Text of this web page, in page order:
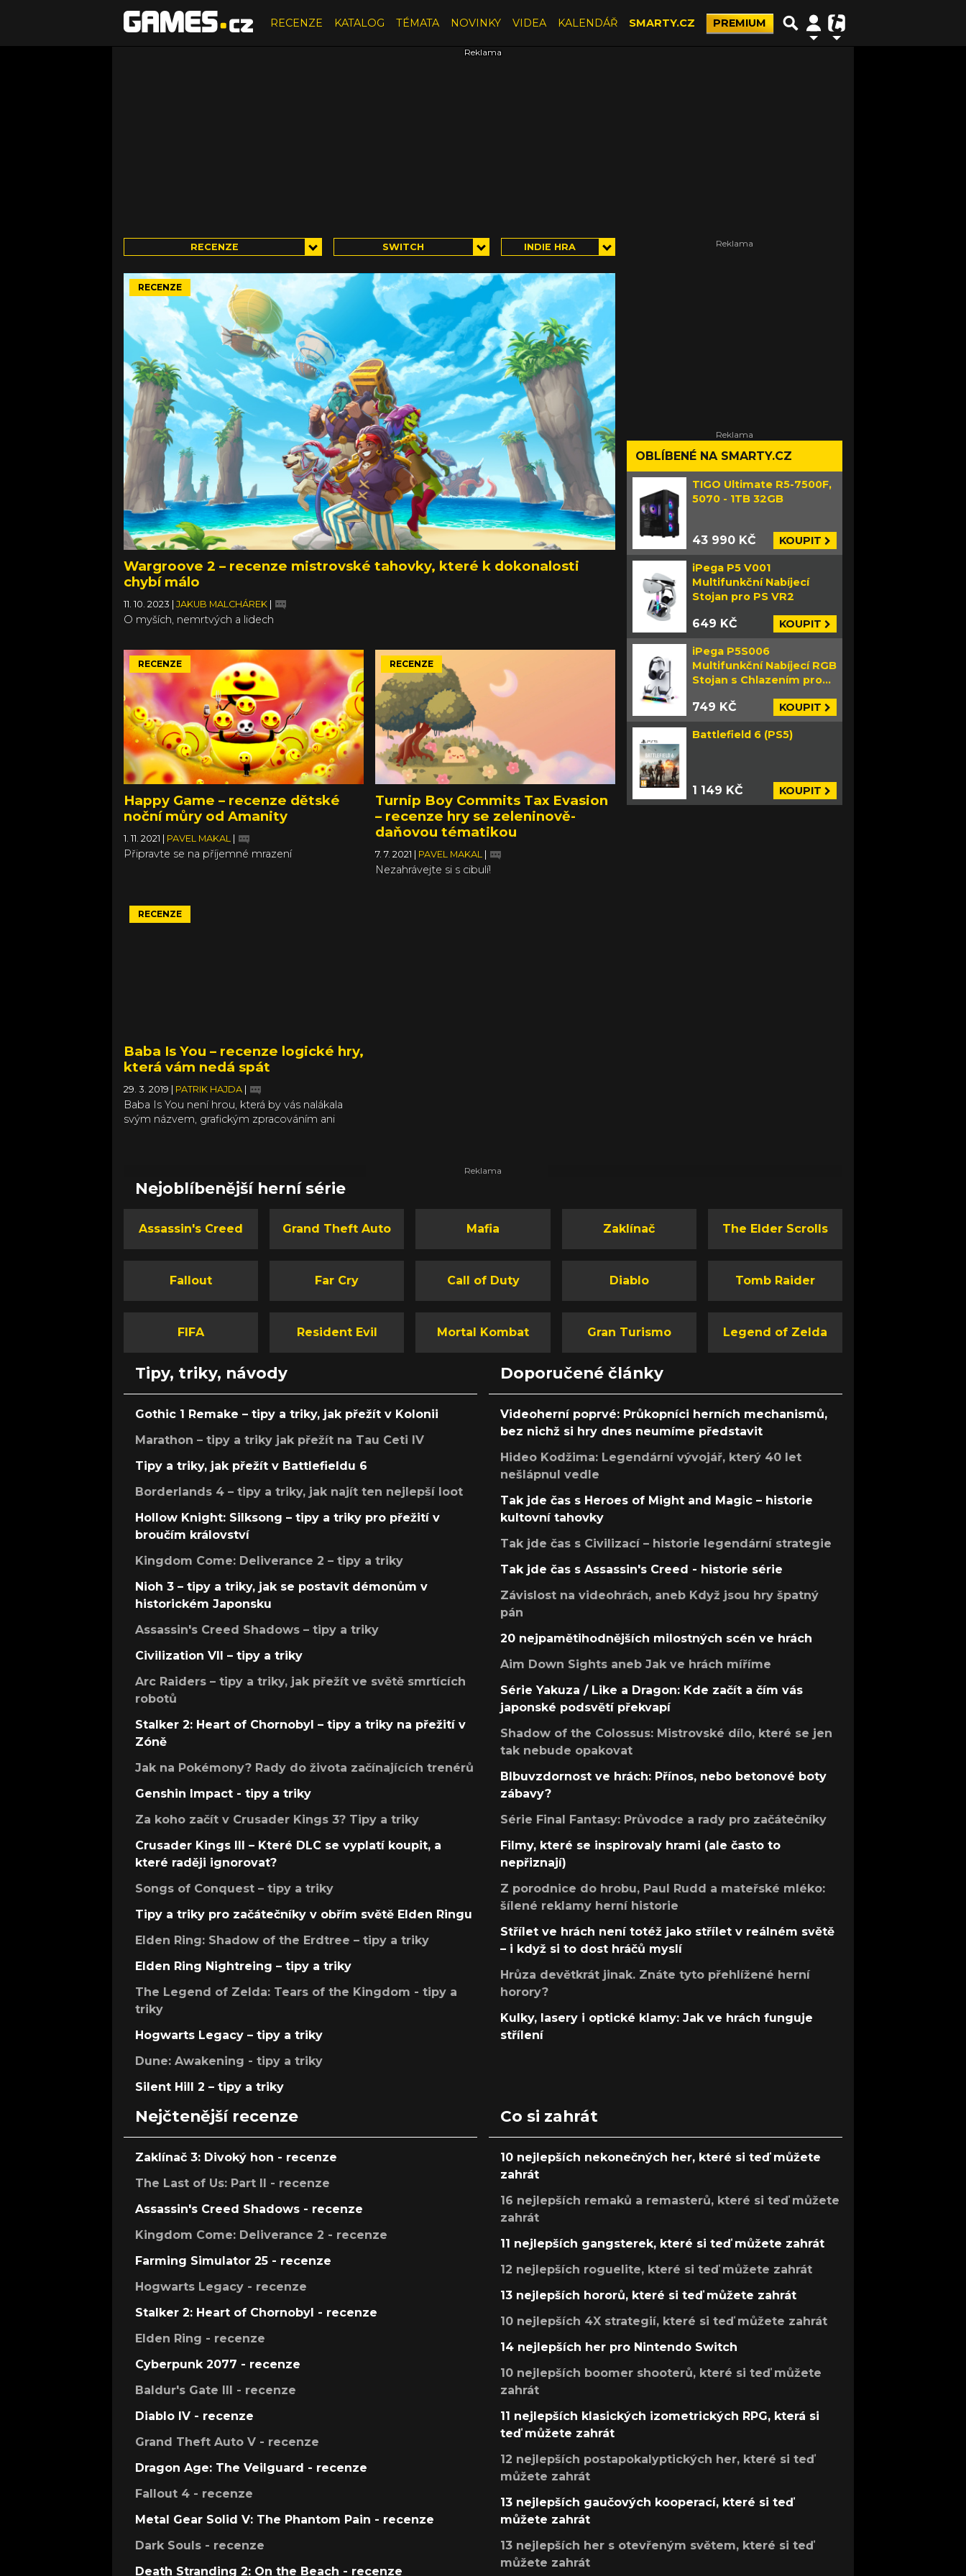
RECENZE KATALOG TÉMATA NOVINKY VIDEA KALENDÁŘ SMARTY.CZ PREMIUM
RECENZE SWITCH INDIE HRA
RECENZE
Wargroove 2 – recenze mistrovské tahovky, které k dokonalosti
chybí málo
11. 10. 2023 | JAKUB MALCHÁREK |
O myších, nemrtvých a lidech
RECENZE
Happy Game – recenze dětské
noční můry od Amanity
1. 11. 2021 PAVEL MAKAL
Připravte se na příjemné mrazení
RECENZE
Turnip Boy Commits Tax Evasion
– recenze hry se zeleninově-
daňovou tématikou
7. 7. 2021 PAVEL MAKAL
Nezahrávejte si s cibulí!
RECENZE
Baba Is You – recenze logické hry,
která vám nedá spát
29. 3. 2019 PATRIK HAJDA
Baba Is You není hrou, která by vás nalákala
svým názvem, grafickým zpracováním ani
je jedno z vrcholných děl indie scény
OBLÍBENÉ NA SMARTY.CZ
TIGO Ultimate R5-7500F,
5070 - 1TB 32GB
43 990 KČ KOUPIT
iPega P5 V001
Multifunkční Nabíjecí
Stojan pro PS VR2
649 KČ KOUPIT
iPega P5S006
Multifunkční Nabíjecí RGB
Stojan s Chlazením pro
749 KČ KOUPIT
Battlefield 6 (PS5)
1 149 KČ KOUPIT
Nejoblíbenější herní série
Assassin's Creed Grand Theft Auto Mafia Zaklínač The Elder Scrolls
Fallout Far Cry Call of Duty Diablo Tomb Raider
FIFA Resident Evil Mortal Kombat Gran Turismo Legend of Zelda
Tipy, triky, návody
Gothic 1 Remake – tipy a triky, jak přežít v Kolonii
Marathon – tipy a triky jak přežít na Tau Ceti IV
Tipy a triky, jak přežít v Battlefieldu 6
Borderlands 4 – tipy a triky, jak najít ten nejlepší loot
Hollow Knight: Silksong – tipy a triky pro přežití v
broučím království
Kingdom Come: Deliverance 2 – tipy a triky
Nioh 3 – tipy a triky, jak se postavit démonům v
historickém Japonsku
Assassin's Creed Shadows – tipy a triky
Civilization VII – tipy a triky
Arc Raiders – tipy a triky, jak přežít ve světě smrtících
robotů
Stalker 2: Heart of Chornobyl – tipy a triky na přežití v
Zóně
Jak na Pokémony? Rady do života začínajících trenérů
Genshin Impact - tipy a triky
Za koho začít v Crusader Kings 3? Tipy a triky
Crusader Kings III – Které DLC se vyplatí koupit, a
které raději ignorovat?
Songs of Conquest – tipy a triky
Tipy a triky pro začátečníky v obřím světě Elden Ringu
Elden Ring: Shadow of the Erdtree – tipy a triky
Elden Ring Nightreing – tipy a triky
The Legend of Zelda: Tears of the Kingdom - tipy a
triky
Hogwarts Legacy – tipy a triky
Dune: Awakening - tipy a triky
Silent Hill 2 – tipy a triky
Doporučené články
Videoherní poprvé: Průkopníci herních mechanismů,
bez nichž si hry dnes neumíme představit
Hideo Kodžima: Legendární vývojář, který 40 let
nešlápnul vedle
Tak jde čas s Heroes of Might and Magic – historie
kultovní tahovky
Tak jde čas s Civilizací – historie legendární strategie
Tak jde čas s Assassin's Creed - historie série
Závislost na videohrách, aneb Když jsou hry špatný
pán
20 nejpamětihodnějších milostných scén ve hrách
Aim Down Sights aneb Jak ve hrách míříme
Série Yakuza / Like a Dragon: Kde začít a čím vás
japonské podsvětí překvapí
Shadow of the Colossus: Mistrovské dílo, které se jen
tak nebude opakovat
Blbuvzdornost ve hrách: Přínos, nebo betonové boty
zábavy?
Série Final Fantasy: Průvodce a rady pro začátečníky
Filmy, které se inspirovaly hrami (ale často to
nepřiznají)
Z porodnice do hrobu, Paul Rudd a mateřské mléko:
šílené reklamy herní historie
Střílet ve hrách není totéž jako střílet v reálném světě
– i když si to dost hráčů myslí
Hrůza devětkrát jinak. Znáte tyto přehlížené herní
horory?
Kulky, lasery i optické klamy: Jak ve hrách funguje
střílení
Nejčtenější recenze
Zaklínač 3: Divoký hon - recenze
The Last of Us: Part II - recenze
Assassin's Creed Shadows - recenze
Kingdom Come: Deliverance 2 - recenze
Farming Simulator 25 - recenze
Hogwarts Legacy - recenze
Stalker 2: Heart of Chornobyl - recenze
Elden Ring - recenze
Cyberpunk 2077 - recenze
Baldur's Gate III - recenze
Diablo IV - recenze
Grand Theft Auto V - recenze
Dragon Age: The Veilguard - recenze
Fallout 4 - recenze
Metal Gear Solid V: The Phantom Pain - recenze
Dark Souls - recenze
Death Stranding 2: On the Beach - recenze
Co si zahrát
10 nejlepších nekonečných her, které si teď můžete
zahrát
16 nejlepších remaků a remasterů, které si teď můžete
zahrát
11 nejlepších gangsterek, které si teď můžete zahrát
12 nejlepších roguelite, které si teď můžete zahrát
13 nejlepších hororů, které si teď můžete zahrát
10 nejlepších 4X strategií, které si teď můžete zahrát
14 nejlepších her pro Nintendo Switch
10 nejlepších boomer shooterů, které si teď můžete
zahrát
11 nejlepších klasických izometrických RPG, která si
teď můžete zahrát
12 nejlepších postapokalyptických her, které si teď
můžete zahrát
13 nejlepších gaučových kooperací, které si teď
můžete zahrát
13 nejlepších her s otevřeným světem, které si teď
můžete zahrát